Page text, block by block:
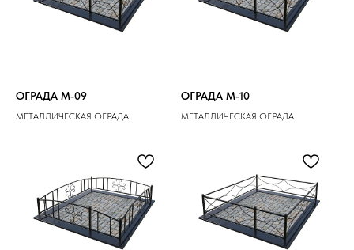
ОГРАДА M-09
МЕТАЛЛИЧЕСКАЯ ОГРАДА
ОГРАДА M-10
МЕТАЛЛИЧЕСКАЯ ОГРАДА